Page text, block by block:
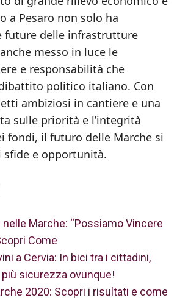
a Pesaro non solo ha
future delle infrastrutture
messo in luce le
e responsabilità che
politico italiano. Con
ambiziosi in cantiere e una
sulle priorità e l’integrità
fondi, il futuro delle Marche si
sfide e opportunità.
nelle Marche: “Possiamo Vincere
Come
a Cervia: In bici tra i cittadini,
sicurezza ovunque!
2020: Scopri i risultati e come